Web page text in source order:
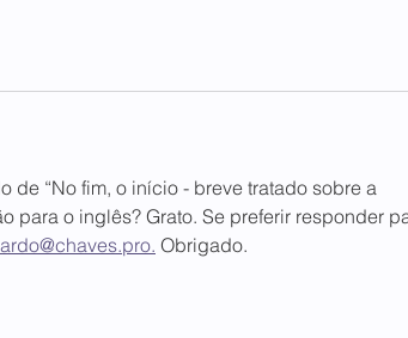
de “No fim, o início - breve tratado sobre a
para o inglês? Grato. Se preferir responder
Obrigado.